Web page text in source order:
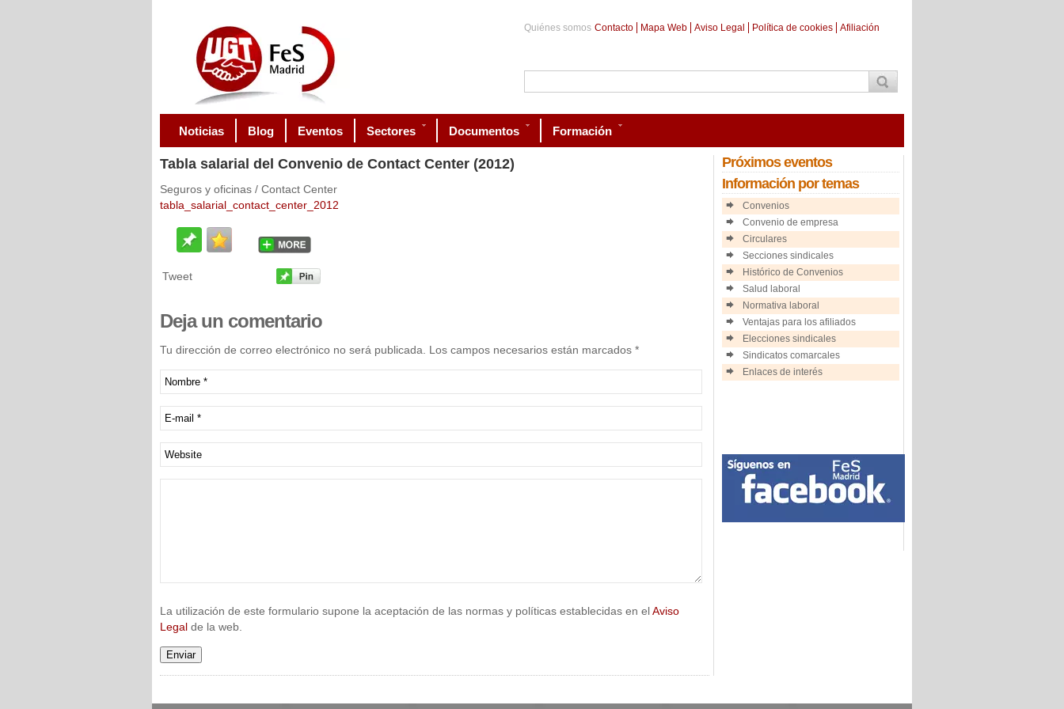
Quiénes somos Contacto Mapa Web Aviso Legal Política de cookies Afiliación
Noticias Blog Eventos Sectores Documentos Formación
Tabla salarial del Convenio de Contact Center (2012)
Seguros y oficinas / Contact Center
tabla_salarial_contact_center_2012
Tweet
Dejaun comentario
Tu dirección de correo electrónico no será publicada. Los campos necesarios están marcados *
La utilización de este formulario supone la aceptación de las normas y políticas establecidas en elAviso
Legal de la web.
Enviar
Próximoseventos
Información por temas
Convenios
Convenio de empresa
Circulares
Secciones sindicales
Histórico de Convenios
Salud laboral
Normativa laboral
Ventajas para los afiliados
Elecciones sindicales
Sindicatos comarcales
Enlaces de interés